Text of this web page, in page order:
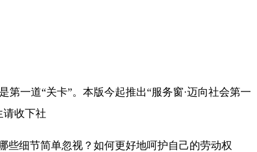
第一道“关卡”。本版今起推出“服务窗·迈向社会第一
请收下社
些细节简单忽视？如何更好地呵护自己的劳动权